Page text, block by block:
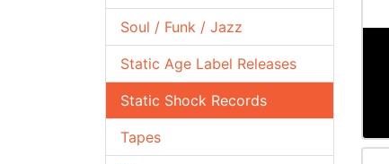
Soul / Funk / Jazz
Static Age Label Releases
Static Shock Records
Tapes